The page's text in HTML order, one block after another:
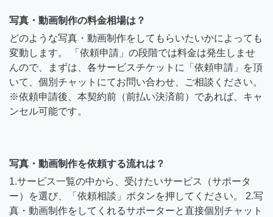
写真・動画制作の料金相場は？
どのような写真・動画制作をしてもらいたいかによっても
変動します。 「依頼申請」の段階では料金は発生しませ
んので、まずは、各サービスチケットに「依頼申請」を頂
いて、個別チャットにてお問い合わせ、ご相談ください。
※依頼申請後、本契約前（前払い決済前）であれば、キャ
ンセル可能です。
写真・動画制作を依頼する流れは？
1.サービス一覧の中から、受けたいサービス（サポータ
ー）を選び、「依頼相談」ボタンを押してください。 2.写
真・動画制作をしてくれるサポーターと直接個別チャット